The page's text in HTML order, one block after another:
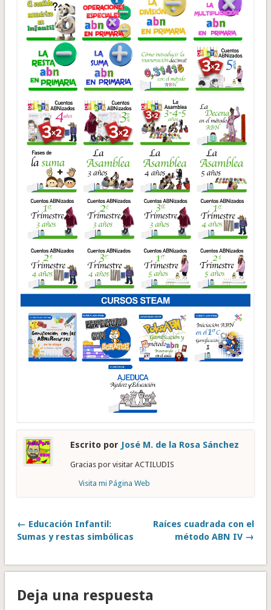
Escrito por José M. de la Rosa Sánchez
Gracias por visitar ACTILUDIS
Visita mi Página Web
← Educación Infantil:
Sumas y restas simbólicas
Raíces cuadrada con el
método ABN IV →
Deja una respuesta